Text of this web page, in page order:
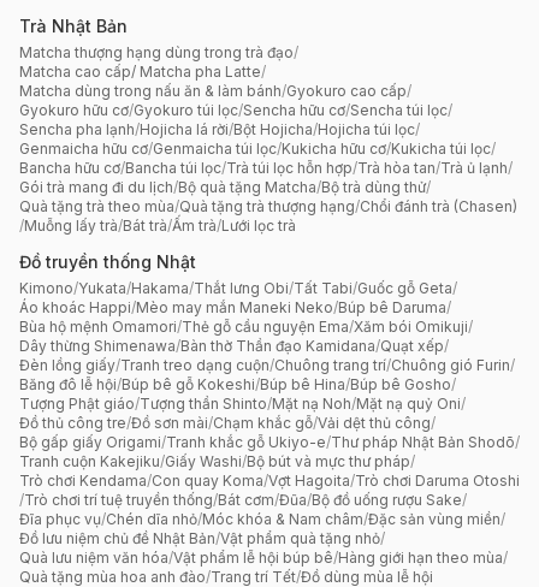
Trà Nhật Bản
Matcha thượng hạng dùng trong trà đạo/
Matcha cao cấp/ Matcha pha Latte/
Matcha dùng trong nấu ăn & làm bánh/Gyokuro cao cấp/
Gyokuro hữu cơ/Gyokuro túi lọc/Sencha hữu cơ/Sencha túi lọc/
Sencha pha lạnh/Hojicha lá rời/Bột Hojicha/Hojicha túi lọc/
Genmaicha hữu cơ/Genmaicha túi lọc/Kukicha hữu cơ/Kukicha túi lọc/
Bancha hữu cơ/Bancha túi lọc/Trà túi lọc hỗn hợp/Trà hòa tan/Trà ủ lạnh/
Gói trà mang đi du lịch/Bộ quà tặng Matcha/Bộ trà dùng thử/
Quà tặng trà theo mùa/Quà tặng trà thượng hạng/Chổi đánh trà (Chasen)
/Muỗng lấy trà/Bát trà/Ấm trà/Lưới lọc trà
Đồ truyền thống Nhật
Kimono/Yukata/Hakama/Thắt lưng Obi/Tất Tabi/Guốc gỗ Geta/
Áo khoác Happi/Mèo may mắn Maneki Neko/Búp bê Daruma/
Bùa hộ mệnh Omamori/Thẻ gỗ cầu nguyện Ema/Xăm bói Omikuji/
Dây thừng Shimenawa/Bàn thờ Thần đạo Kamidana/Quạt xếp/
Đèn lồng giấy/Tranh treo dạng cuộn/Chuông trang trí/Chuông gió Furin/
Băng đô lễ hội/Búp bê gỗ Kokeshi/Búp bê Hina/Búp bê Gosho/
Tượng Phật giáo/Tượng thần Shinto/Mặt nạ Noh/Mặt nạ quỷ Oni/
Đồ thủ công tre/Đồ sơn mài/Chạm khắc gỗ/Vải dệt thủ công/
Bộ gấp giấy Origami/Tranh khắc gỗ Ukiyo-e/Thư pháp Nhật Bản Shodō/
Tranh cuộn Kakejiku/Giấy Washi/Bộ bút và mực thư pháp/
Trò chơi Kendama/Con quay Koma/Vợt Hagoita/Trò chơi Daruma Otoshi
/Trò chơi trí tuệ truyền thống/Bát cơm/Đũa/Bộ đồ uống rượu Sake/
Đĩa phục vụ/Chén dĩa nhỏ/Móc khóa & Nam châm/Đặc sản vùng miền/
Đồ lưu niệm chủ đề Nhật Bản/Vật phẩm quà tặng nhỏ/
Quà lưu niệm văn hóa/Vật phẩm lễ hội búp bê/Hàng giới hạn theo mùa/
Quà tặng mùa hoa anh đào/Trang trí Tết/Đồ dùng mùa lễ hội